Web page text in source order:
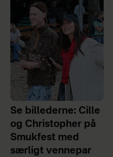
Se billederne: Cille
og Christopher på
Smukfest med
særligt vennepar